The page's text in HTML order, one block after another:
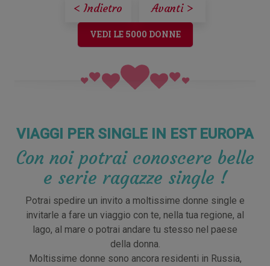
< Indietro Avanti >
VEDI LE 5000 DONNE
VIAGGI PER SINGLE IN EST EUROPA
Con noi potrai conoscere belle
e serie ragazze single !
Potrai spedire un invito a moltissime donne single e
invitarle a fare un viaggio con te, nella tua regione, al
lago, al mare o potrai andare tu stesso nel paese
della donna.
Moltissime donne sono ancora residenti in Russia,